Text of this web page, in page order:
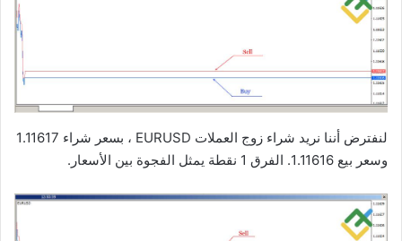
لنفترض أننا نريد شراء زوج العملات EURUSD ، بسعر شراء 1.11617
وسعر بيع 1.11616. الفرق 1 نقطة يمثل الفجوة بين الأسعار.